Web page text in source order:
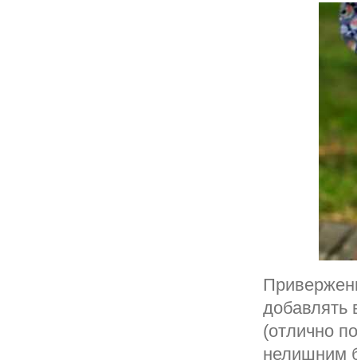
добавлять
(отлично
нелишним